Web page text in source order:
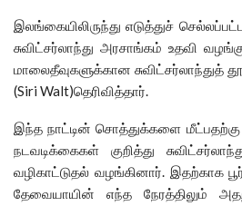
இலங்கையிலிருந்து எடுத்துச்
சுவிட்சர்லாந்து அரசாங்கம் உதவி
மாலைதீவுகளுக்கான சுவிட்சர்லாந்துத்
(Siri Walt)தெரிவித்தார்.
இந்த நாட்டின் சொத்துக்களை
நடவடிக்கைகள் குறித்து
வழிகாட்டுதல் வழங்கினார். இதற்காக
தேவையாயின் எந்த நேரத்திலும்